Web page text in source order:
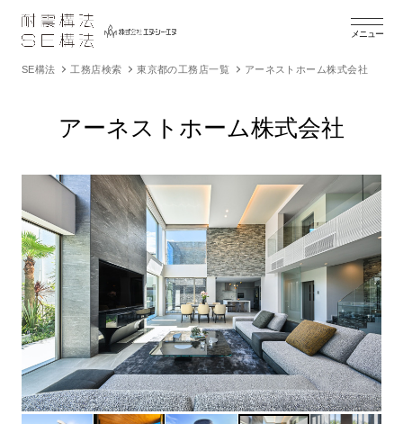
メニュー
SE構法 工務店検索 東京都の工務店一覧 アーネストホーム株式会社
アーネストホーム株式会社